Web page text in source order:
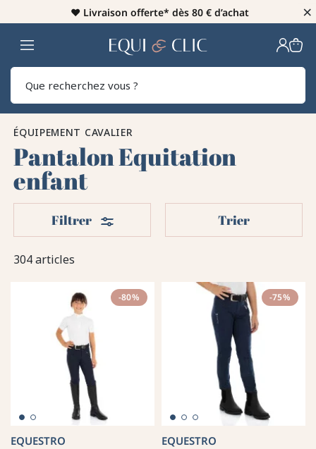
♥️ Livraison offerte* dès 80 € d’achat ×
Home
ÉQUIPEMENT CAVALIER
Pantalon Equitation
enfant
304 articles
Filtrer Filters Trier
-80%
EQUESTRO
-75%
EQUESTRO